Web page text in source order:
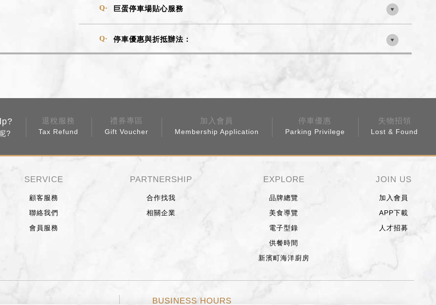
巨蛋停車場貼心服務
停車優惠與折抵辦法：
?
退稅服務
Tax Refund
禮券專區
Gift Voucher
加入會員
Membership Application
停車優惠
Parking Privilege
失物招領
Lost & Found
SERVICE
顧客服務
聯絡我們
會員服務
PARTNERSHIP
合作找我
相關企業
EXPLORE
品牌總覽
美食導覽
電子型錄
供餐時間
新濱町海洋廚房
JOIN US
加入會員
APP下載
人才招募
BUSINESS HOURS